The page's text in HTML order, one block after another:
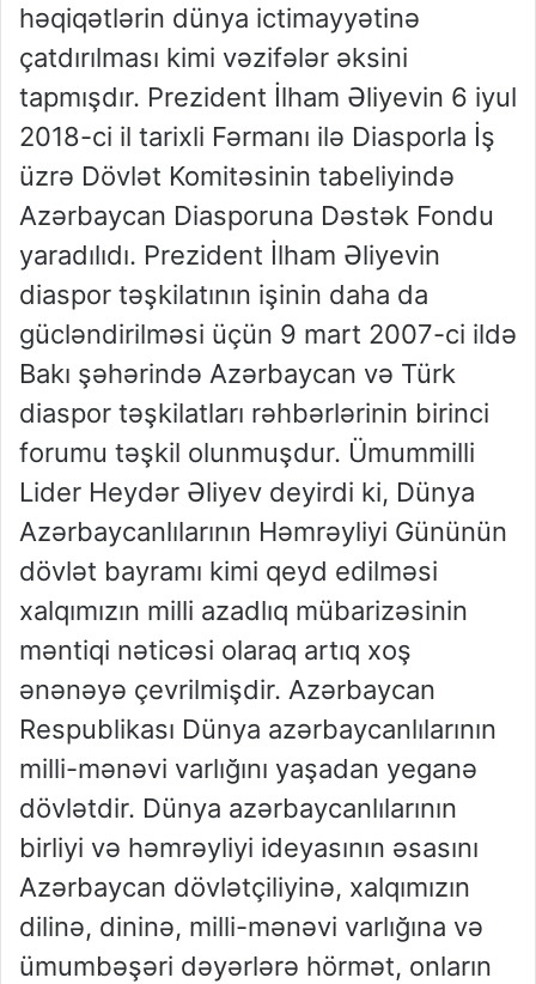
həqiqətlərin dünya ictimayyətinə
çatdırılması kimi vəzifələr əksini
tapmışdır. Prezident İlham Əliyevin 6 iyul
2018-ci il tarixli Fərmanı ilə Diasporla İş
üzrə Dövlət Komitəsinin tabeliyində
Azərbaycan Diasporuna Dəstək Fondu
yaradılıdı. Prezident İlham Əliyevin
diaspor təşkilatının işinin daha da
gücləndirilməsi üçün 9 mart 2007-ci ildə
Bakı şəhərində Azərbaycan və Türk
diaspor təşkilatları rəhbərlərinin birinci
forumu təşkil olunmuşdur. Ümummilli
Lider Heydər Əliyev deyirdi ki, Dünya
Azərbaycanlılarının Həmrəyliyi Gününün
dövlət bayramı kimi qeyd edilməsi
xalqımızın milli azadlıq mübarizəsinin
məntiqi nəticəsi olaraq artıq xoş
ənənəyə çevrilmişdir. Azərbaycan
Respublikası Dünya azərbaycanlılarının
milli-mənəvi varlığını yaşadan yeganə
dövlətdir. Dünya azərbaycanlılarının
birliyi və həmrəyliyi ideyasının əsasını
Azərbaycan dövlətçiliyinə, xalqımızın
dilinə, dininə, milli-mənəvi varlığına və
ümumbəşəri dəyərlərə hörmət, onların